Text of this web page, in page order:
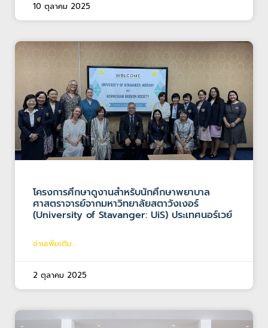
10 ตุลาคม 2025
โครงการศึกษาดูงานสำหรับนักศึกษาพยาบาล
ศาสตราจารย์จากมหาวิทยาลัยสตาวังเงอร์
(University of Stavanger: UiS) ประเทศนอร์เวย์
อ่านเพิ่มเติม...
2 ตุลาคม 2025